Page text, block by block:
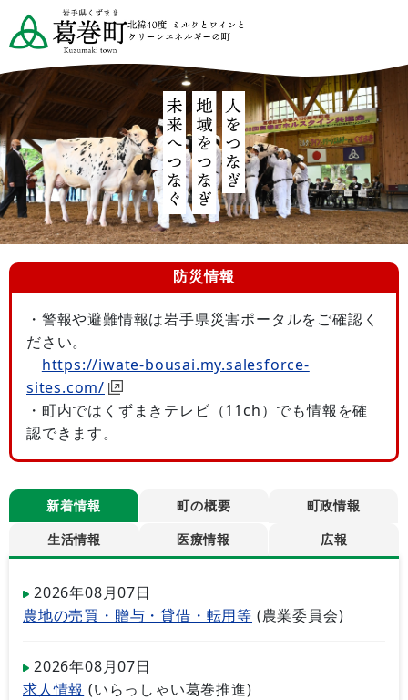
防災情報
・警報や避難情報は岩手県災害ポータルをご確認く
ださい。
https://iwate-bousai.my.salesforce-
sites.com/
・町内ではくずまきテレビ（11ch）でも情報を確
認できます。
新着情報 町の概要
町政情報
生活情報
医療情報 広報
2026年08月07日
農地の売買・贈与・貸借・転用等 (農業委員会)
2026年08月07日
求人情報 (いらっしゃい葛巻推進)